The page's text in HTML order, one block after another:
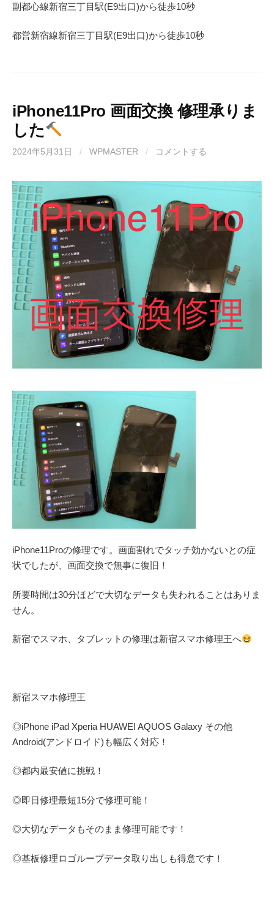
副都心線新宿三丁目駅(E9出口)から徒歩10秒
都営新宿線新宿三丁目駅(E9出口)から徒歩10秒
iPhone11Pro 画面交換 修理承りま
した
2024年5月31日 / WPMASTER / コメントする
iPhone11Proの修理です。画面割れでタッチ効かないとの症
状でしたが、画面交換で無事に復旧！
所要時間は30分ほどで大切なデータも失われることはありま
せん。
新宿でスマホ、タブレットの修理は新宿スマホ修理王へ
新宿スマホ修理王
◎iPhone iPad Xperia HUAWEI AQUOS Galaxy その他
Android(アンドロイド) も幅広く対応！
◎都内最安値に挑戦！
◎即日修理最短15分で修理可能！
◎大切なデータもそのまま修理可能です！
◎基板修理ロゴループデータ取り出しも得意です！